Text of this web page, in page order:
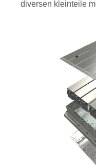
diversen kleinteile